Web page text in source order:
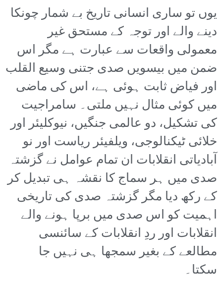
یوں تو ساری انسانی تاریخ بے شمار چونکا
دینے والے اور توجہ کے مستحق غیر
معمولی واقعات سے عبارت ہے مگر اس
ضمن میں بیسویں صدی جتنی وسیع القلب
اور فیاض ثابت ہوئی ہے، اس کی ماضی
میں کوئی مثال نہیں ملتی۔ سامراجیت
کی تشکیل، دو عالمی جنگیں، نیوکلیئر اور
خلائی ٹیکنالوجی، ویلفیئر ریاست اور نو
آبادیاتی انقلابات ان تمام عوامل نے گزشتہ
صدی میں ہر سماج کا نقشہ ہی تبدیل کر
کے رکھ دیا مگر گزشتہ صدی کی تاریخی
اہمیت کو اس صدی میں برپا ہونے والے
انقلابات اور ردِ انقلابات کے سائنسی
مطالعے کے بغیر سمجھا ہی نہیں جا
سکتا۔